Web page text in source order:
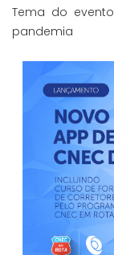
Tema do
pandemia